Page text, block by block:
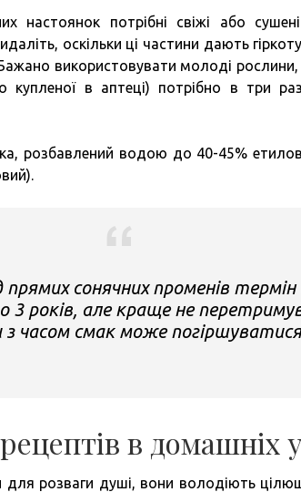
настоянок потрібні свіжі або
оскільки ці частини дають
використовувати молоді рослини,
купленої в аптеці) потрібно в три
розбавлений водою до 40-45%
прямих сонячних променів
3 років, але краще не
з часом смак може
в домашніх
для розваги душі, вони володіють